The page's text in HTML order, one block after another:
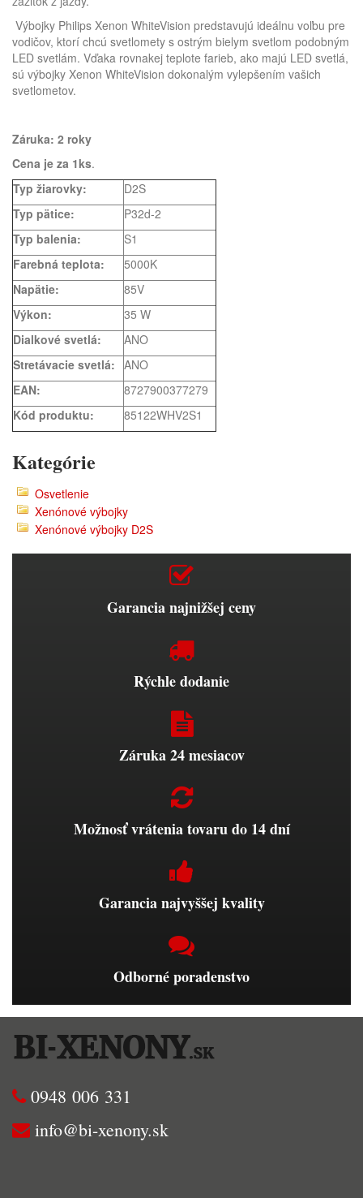
Výbojky Philips Xenon WhiteVision predstavujú ideálnu voľbu pre
vodičov, ktorí chcú svetlomety s ostrým bielym svetlom podobným
LED svetlám. Vďaka rovnakej teplote farieb, ako majú LED svetlá,
sú výbojky Xenon WhiteVision dokonalým vylepšením vašich
svetlometov.
Záruka: 2 roky
Cena je za 1ks.
Typ žiarovky:
D2S
Typ pätice:
P32d-2
Typ balenia:
S1
Farebná teplota:
5000K
Napätie:
85V
Výkon:
35 W
Dialkové svetlá:
ANO
Stretávacie svetlá: ANO
EAN:
8727900377279
Kód produktu:
85122WHV2S1
Kategórie
Osvetlenie
Xenónové výbojky
Xenónové výbojky D2S
Garancia najnižšej ceny
Rýchle dodanie
Záruka 24 mesiacov
Možnosť vrátenia tovaru do 14 dní
Garancia najvyššej kvality
Odborné poradenstvo
0948 006 331
info@bi-xenony.sk